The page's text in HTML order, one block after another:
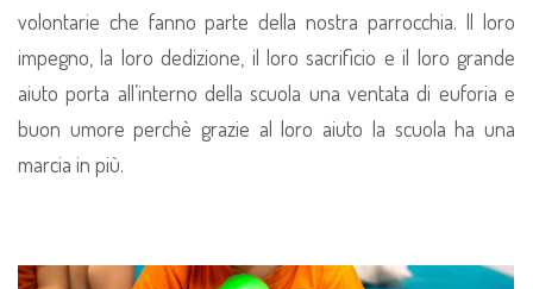
volontarie che fanno parte della nostra parrocchia. Il loro
impegno, la loro dedizione, il loro sacrificio e il loro grande
aiuto porta all’interno della scuola una ventata di euforia e
buon umore perchè grazie al loro aiuto la scuola ha una
marcia in più.